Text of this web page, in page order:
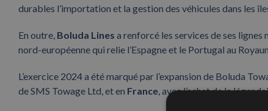
durables l’importation et la gestion des véhicules dans les
En outre, Boluda Lines a renforcé les services de ses
nord-européenne qui relie l’Espagne et le Portugal au
L’exercice 2024 a été marqué par l’expansion de Boluda
de SMS Towage Ltd, et en France, avec l’achat de la